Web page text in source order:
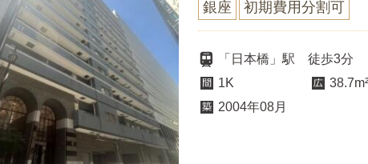
銀座 初期費用分割可
「日本橋」駅 徒歩3分
1K
2004年08月